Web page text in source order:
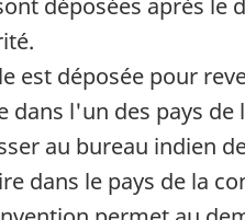
est déposée pour
l'un des pays de
au bureau indien
dans le pays de la